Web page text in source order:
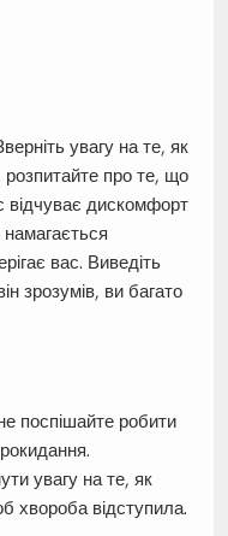
увагу на те, як
розпитайте про те, що
відчуває дискомфорт
вас. Виведіть
зрозумів, ви багато
поспішайте робити
увагу на те, як
хвороба відступила.